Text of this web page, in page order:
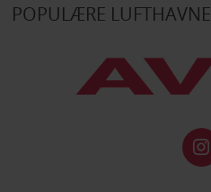
POPULÆRE LUFTHAVNE